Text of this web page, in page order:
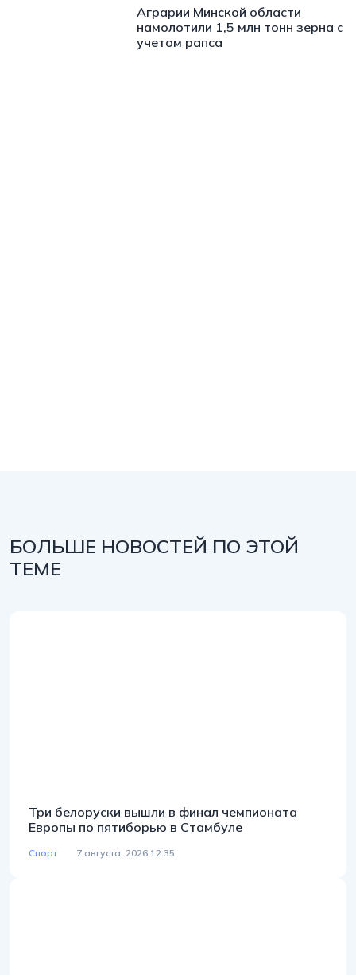
Аграрии Минской области
намолотили 1,5 млн тонн зерна с
учетом рапса
БОЛЬШЕ НОВОСТЕЙ ПО ЭТОЙ
ТЕМЕ
Три белоруски вышли в финал чемпионата
Европы по пятиборью в Стамбуле
Спорт 7 августа, 2026 12:35